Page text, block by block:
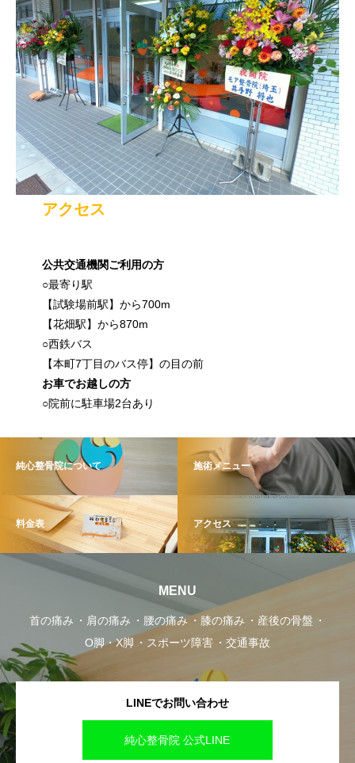
アクセス
公共交通機関ご利用の方
○最寄り駅
【試験場前駅】から700m
【花畑駅】から870m
○西鉄バス
【本町7丁目のバス停】の目の前
お車でお越しの方
○院前に駐車場2台あり
純心整骨院について 施術メニュー
料金表 アクセス
MENU
首の痛み 肩の痛み 腰の痛み 膝の痛み
産後の骨盤
O脚・X脚
スポーツ障害 交通事故
LINEでお問い合わせ
純心整骨院 公式LINE